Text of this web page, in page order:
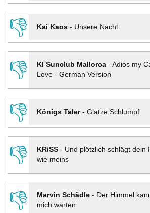
👎
Kai Kaos- Unsere Nacht
👎
KI Sunclub Mallorca- Adios my
Love - German Version
👎
Königs Taler- Glatze Schlumpf
👎
KRiSS- Und plötzlich schlägt dein
wie meins
👎 Marvin Schädle- Der Himmel
mich warten